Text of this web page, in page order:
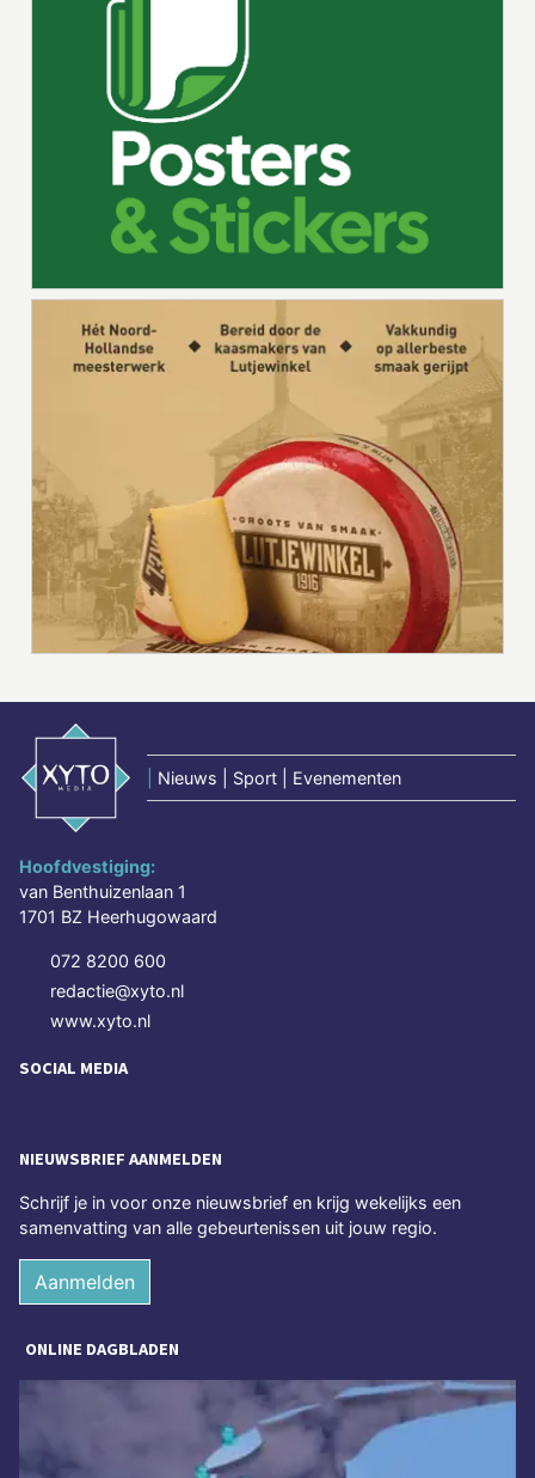
Nieuws | Sport | Evenementen
Hoofdvestiging:
van Benthuizenlaan 1
1701 BZ Heerhugowaard
072 8200 600
redactie@xyto.nl
www.xyto.nl
SOCIAL MEDIA
NIEUWSBRIEF AANMELDEN
Schrijf je in voor onze nieuwsbrief en krijg wekelijks een
samenvatting van alle gebeurtenissen uit jouw regio.
Aanmelden
ONLINE DAGBLADEN